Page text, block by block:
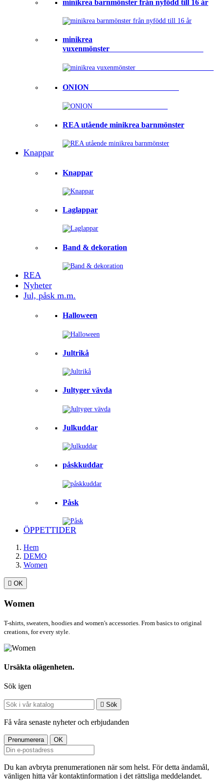
minikrea barnmönster från nyfödd till 16 år
minikrea
vuxenmönster⠀⠀⠀⠀⠀⠀⠀⠀⠀⠀⠀⠀⠀⠀⠀⠀
ONION ⠀⠀⠀⠀⠀⠀⠀⠀⠀⠀⠀⠀⠀⠀⠀
REA utående minikrea barnmönster
Knappar
Knappar
Laglappar
Band & dekoration
REA
Nyheter
Jul, påsk m.m.
Halloween
Jultrikå
Jultyger vävda
Julkuddar
påskkuddar
Påsk
ÖPPETTIDER
Hem
DEMO
Women
 OK
Women
T-shirts, sweaters, hoodies and women's accessories. From basics to original
creations, for every style.
Ursäkta olägenheten.
Sök igen
 Sök
Få våra senaste nyheter och erbjudanden
Du kan avbryta prenumerationen när som helst. För detta ändamål,
vänligen hitta vår kontaktinformation i det rättsliga meddelandet.